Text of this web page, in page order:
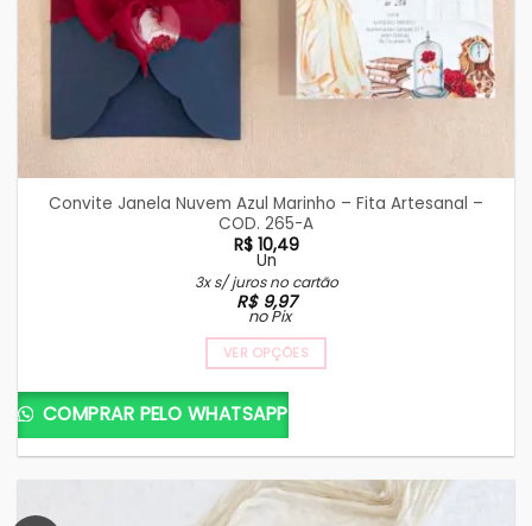
Convite Janela Nuvem Azul Marinho – Fita Artesanal –
COD. 265-A
R$10,49
Un
3x s/ juros no cartão
R$9,97
no Pix
VER OPÇÕES
COMPRAR PELO WHATSAPP